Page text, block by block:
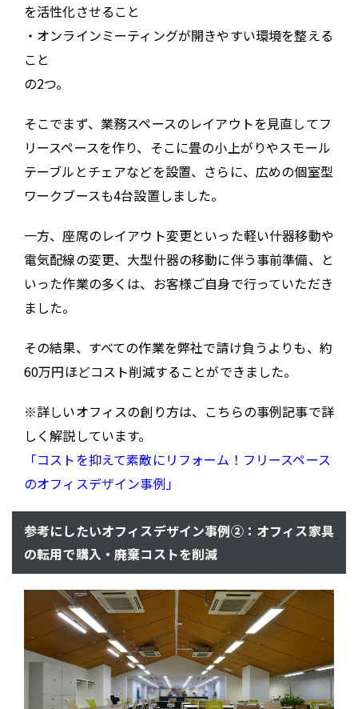
を活性化させること
・オンラインミーティングが開きやすい環境を整える
こと
の2つ。
そこでまず、業務スペースのレイアウトを見直してフ
リースペースを作り、そこに畳の小上がりやスモール
テーブルとチェアなどを設置、さらに、広めの個室型
ワークブースも4台設置しました。
一方、座席のレイアウト変更といった軽い什器移動や
電気配線の変更、大型什器の移動に伴う事前準備、と
いった作業の多くは、お客様ご自身で行っていただき
ました。
その結果、すべての作業を弊社で請け負うよりも、約
60万円ほどコスト削減することができました。
※詳しいオフィスの創り方は、こちらの事例記事で詳
しく解説しています。
「コストを抑えて素敵にリフォーム！フリースペース
のオフィスデザイン事例」
参考にしたいオフィスデザイン事例②：オフィス家具
の転用で購入・廃棄コストを削減